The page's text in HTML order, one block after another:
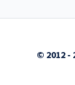
© 2012 -